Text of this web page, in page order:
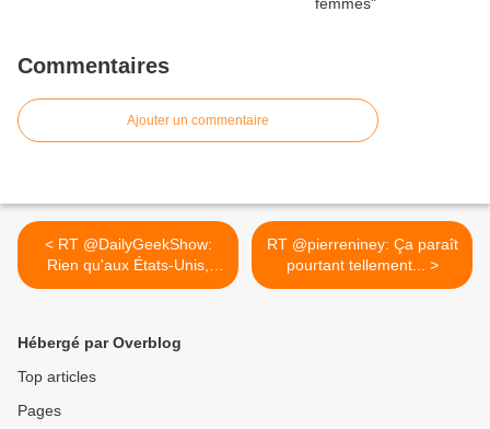
Commentaires
Ajouter un commentaire
< RT @DailyGeekShow:
Rien qu'aux États-Unis,
50...
RT @pierreniney: Ça paraît
pourtant tellement... >
Hébergé par Overblog
Top articles
Pages